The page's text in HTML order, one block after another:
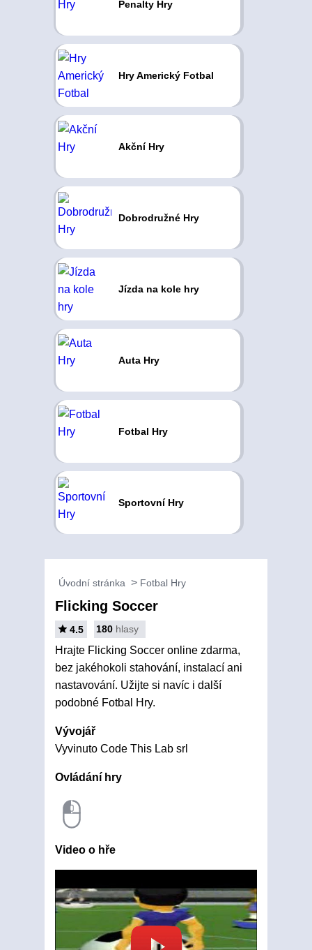
Penalty Hry
Hry Americký Fotbal
Akční Hry
Dobrodružné Hry
Jízda na kole hry
Auta Hry
Fotbal Hry
Sportovní Hry
Úvodní stránka Fotbal Hry
Flicking Soccer
4.5 180 hlasy
Hrajte Flicking Soccer online zdarma,
bez jakéhokoli stahování, instalací ani
nastavování. Užijte si navíc i další
podobné Fotbal Hry.
Vývojář
Vyvinuto Code This Lab srl
Ovládání hry
Video o hře